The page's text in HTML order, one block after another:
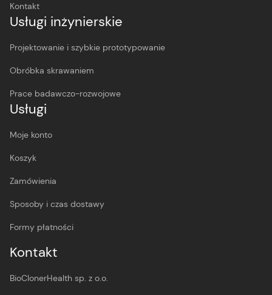
Kontakt
Usługi inżynierskie
Projektowanie i szybkie prototypowanie
Obróbka skrawaniem
Prace badawczo-rozwojowe
Usługi
Moje konto
Koszyk
Zamówienia
Sposoby i czas dostawy
Formy płatności
Kontakt
BioClonerHealth sp. z o.o.